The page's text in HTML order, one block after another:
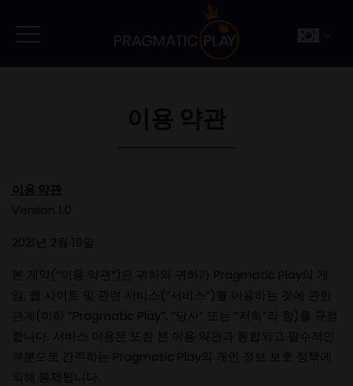
이용 약관
Version 1.0
2021년 2월 19일
본 계약(“이용 약관”)은 귀하와 귀하가 Pragmatic Play의 게
임, 웹 사이트 및 관련 서비스(“서비스”)를 이용하는 것에 관한
관계(이하 “Pragmatic Play”, “당사” 또는 “저희”라 함)를 규정
합니다. 서비스 이용은 또한 본 이용 약관과 통합되고 필수적인
부분으로 간주하는 Pragmatic Play의 개인 정보 보호 정책에
의해 통제됩니다.